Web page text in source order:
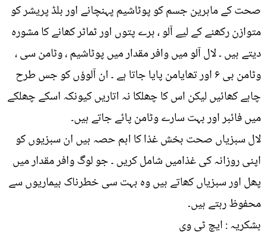
صحت کے ماہرین جسم کو پوٹاشیم پہنچانے اور بلڈ پریشر کو
متوازن رکھنے کے لیے آلو ، ہرے پتوں اور ٹماٹر کھانے کا مشورہ
دیتے ہیں ۔ لال آلو میں وافر مقدار میں پوٹاشیم ، وٹامن سی ،
وٹامن بی ۶ اور تھایامن پایا جاتا ہے ۔ ان آلوؤں کو جس طرح
چاہے کھائیں لیکن اس کا چھلکا نہ اتاریں کیونکہ اسکے چھلکے
میں فائبر اور بہت سارے وٹامن پائے جاتے ہیں۔
لال سبزیاں صحت بخش غذا کا اہم حصہ ہیں ان سبزیوں کو
اپنی روزانہ کی غذامیں شامل کریں ۔ جو لوگ وافر مقدار میں
پھل اور سبزیاں کھاتے ہیں وہ بہت سی خطرناک بیماریوں سے
محفوظ رہتے ہیں۔
بشکریہ : ایچ ٹی وی